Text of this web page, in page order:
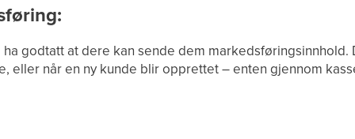
godtatt at dere kan sende dem
eller når en ny kunde blir opprettet – enten gjennom